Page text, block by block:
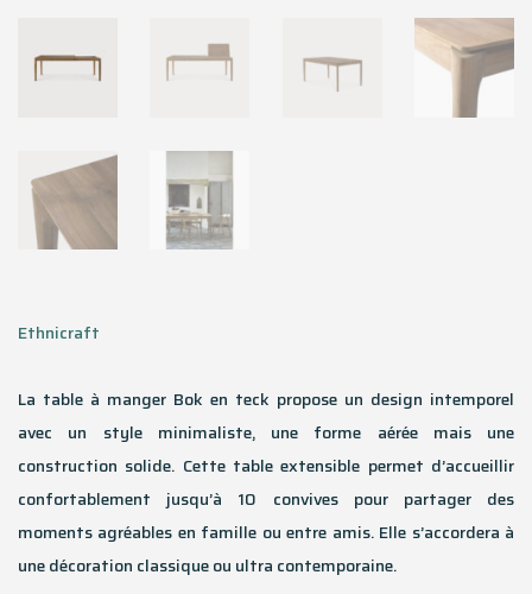
Ethnicraft
La table à manger Bok en teck propose un design intemporel
avec un style minimaliste, une forme aérée mais une
construction solide. Cette table extensible permet d’accueillir
confortablement jusqu’à 10 convives pour partager des
moments agréables en famille ou entre amis. Elle s’accordera à
une décoration classique ou ultra contemporaine.